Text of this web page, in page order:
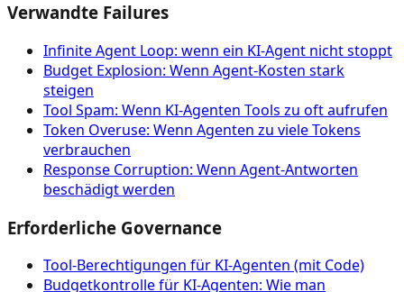
Verwandte Failures
Infinite Agent Loop: wenn ein KI-Agent nicht stoppt
Budget Explosion: Wenn Agent-Kosten stark
steigen
Tool Spam: Wenn KI-Agenten Tools zu oft aufrufen
Token Overuse: Wenn Agenten zu viele Tokens
verbrauchen
Response Corruption: Wenn Agent-Antworten
beschädigt werden
Erforderliche Governance
Tool‑Berechtigungen für KI‑Agenten (mit Code)
Budgetkontrolle für KI-Agenten: Wie man